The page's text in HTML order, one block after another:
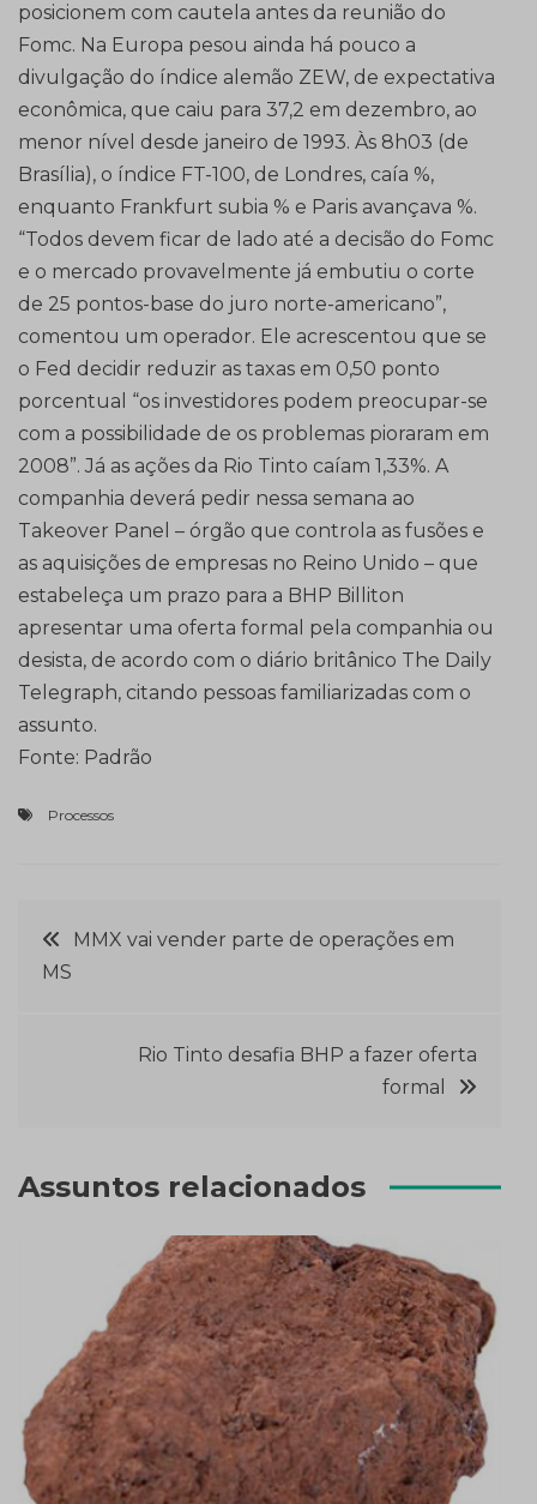
posicionem com cautela antes da reunião do
Fomc. Na Europa pesou ainda há pouco a
divulgação do índice alemão ZEW, de expectativa
econômica, que caiu para 37,2 em dezembro, ao
menor nível desde janeiro de 1993. Às 8h03 (de
Brasília), o índice FT-100, de Londres, caía %,
enquanto Frankfurt subia % e Paris avançava %.
“Todos devem ficar de lado até a decisão do Fomc
e o mercado provavelmente já embutiu o corte
de 25 pontos-base do juro norte-americano”,
comentou um operador. Ele acrescentou que se
o Fed decidir reduzir as taxas em 0,50 ponto
porcentual “os investidores podem preocupar-se
com a possibilidade de os problemas pioraram em
2008”. Já as ações da Rio Tinto caíam 1,33%. A
companhia deverá pedir nessa semana ao
Takeover Panel – órgão que controla as fusões e
as aquisições de empresas no Reino Unido – que
estabeleça um prazo para a BHP Billiton
apresentar uma oferta formal pela companhia ou
desista, de acordo com o diário britânico The Daily
Telegraph, citando pessoas familiarizadas com o
assunto.
Fonte: Padrão
Processos
Navegação
MMX vai vender parte de operações em
MS
Rio Tinto desafia BHP a fazer oferta
formal
Assuntos relacionados